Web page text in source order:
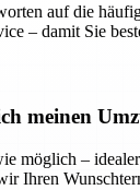
auf die
– damit Sie
meinen
möglich –
Ihren